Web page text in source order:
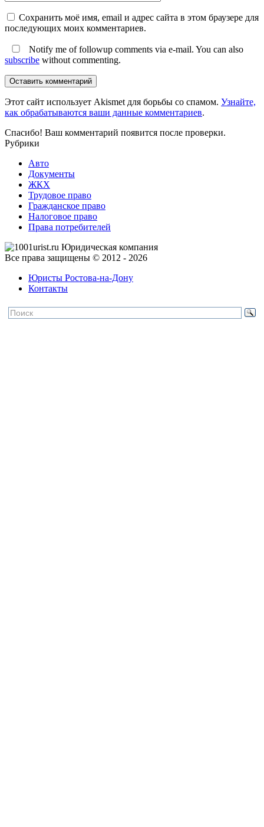
Сохранить моё имя, email и адрес сайта в этом браузере для
последующих моих комментариев.
Notify me of followup comments via e-mail. You can also
subscribe without commenting.
Оставить комментарий
Этот сайт использует Akismet для борьбы со спамом. Узнайте,
как обрабатываются ваши данные комментариев.
Спасибо! Ваш комментарий появится после проверки.
Рубрики
Авто
Документы
ЖКХ
Трудовое право
Гражданское право
Налоговое право
Права потребителей
Все права защищены © 2012 - 2026
Юристы Ростова-на-Дону
Контакты